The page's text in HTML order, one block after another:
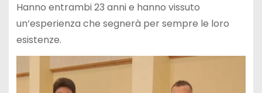
Hanno entrambi 23 anni e hanno vissuto
un’esperienza che segnerà per sempre le loro
esistenze.